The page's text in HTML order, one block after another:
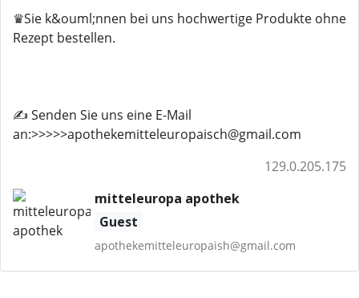
♛Sie k&ouml;nnen bei uns hochwertige Produkte ohne
Rezept bestellen.
✍️ Senden Sie uns eine E-Mail
an:>>>>>apothekemitteleuropaisch@gmail.com
129.0.205.175
mitteleuropa apothek
Guest
apothekemitteleuropaish@gmail.com